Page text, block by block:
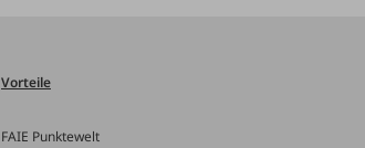
Vorteile
FAIE Punktewelt